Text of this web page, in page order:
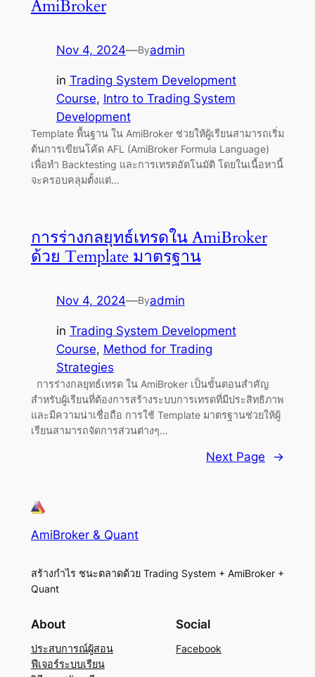
AmiBroker
Nov 4, 2024—Byadmin
in Trading System Development
Course, Intro to Trading System
Development
Template พื้นฐาน ใน AmiBroker ช่วยให้ผู้เรียนสามารถเริ่ม
ต้นการเขียนโค้ด AFL (AmiBroker Formula Language)
เพื่อทำ Backtesting และการเทรดอัตโนมัติ โดยในเนื้อหานี้
จะครอบคลุมตั้งแต่…
การร่างกลยุทธ์เทรดใน AmiBroker
ด้วย Template มาตรฐาน
Nov 4, 2024—Byadmin
in Trading System Development
Course, Method for Trading
Strategies
การร่างกลยุทธ์เทรด ใน AmiBroker เป็นขั้นตอนสำคัญ
สำหรับผู้เรียนที่ต้องการสร้างระบบการเทรดที่มีประสิทธิภาพ
และมีความน่าเชื่อถือ การใช้ Template มาตรฐานช่วยให้ผู้
เรียนสามารถจัดการส่วนต่างๆ…
Next Page →
AmiBroker & Quant
สร้างกำไร ชนะตลาดด้วย Trading System + AmiBroker +
Quant
About
ประสบการณ์ผู้สอน
ฟีเจอร์ระบบเรียน
Social
Facebook